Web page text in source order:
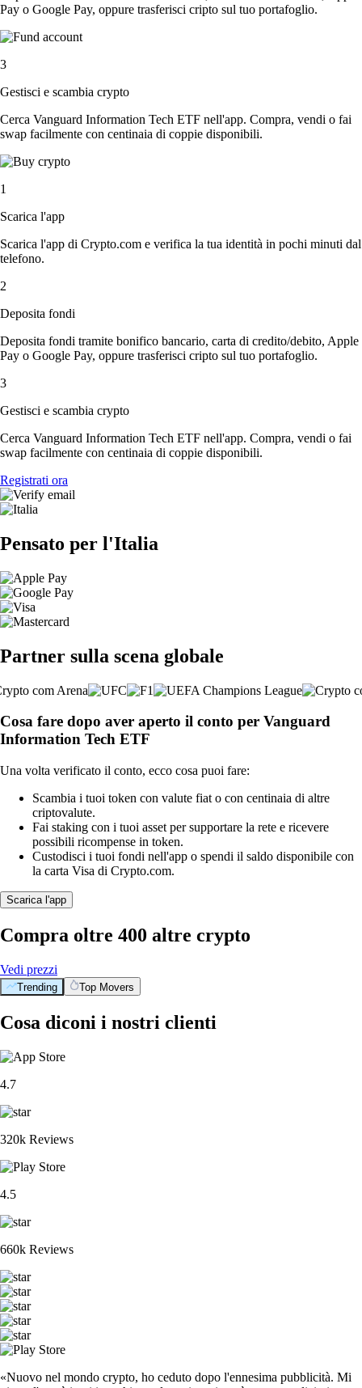
Pay o Google Pay, oppure trasferisci cripto sul tuo portafoglio.
3
Gestisci e scambia crypto
Cerca Vanguard Information Tech ETF nell'app. Compra, vendi o fai
swap facilmente con centinaia di coppie disponibili.
1
Scarica l'app
Scarica l'app di Crypto.com e verifica la tua identità in pochi minuti dal
telefono.
2
Deposita fondi
Deposita fondi tramite bonifico bancario, carta di credito/debito, Apple
Pay o Google Pay, oppure trasferisci cripto sul tuo portafoglio.
3
Gestisci e scambia crypto
Cerca Vanguard Information Tech ETF nell'app. Compra, vendi o fai
swap facilmente con centinaia di coppie disponibili.
Registrati ora
Pensato per l'Italia
Partner sulla scena globale
Cosa fare dopo aver aperto il conto per Vanguard
Information Tech ETF
Una volta verificato il conto, ecco cosa puoi fare:
Scambia i tuoi token con valute fiat o con centinaia di altre
criptovalute.
Fai staking con i tuoi asset per supportare la rete e ricevere
possibili ricompense in token.
Custodisci i tuoi fondi nell'app o spendi il saldo disponibile con
la carta Visa di Crypto.com.
Scarica l'app
Compra oltre 400 altre crypto
Vedi prezzi
Trending Top Movers
Cosa diconi i nostri clienti
4.7
320k Reviews
4.5
660k Reviews
«Nuovo nel mondo crypto, ho ceduto dopo l'ennesima pubblicità. Mi